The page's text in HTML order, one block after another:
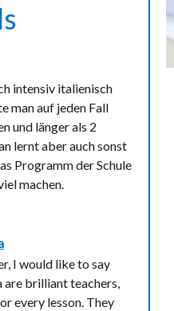
intensiv italienisch
man auf jeden Fall
und länger als 2
lernt aber auch sonst
Programm der Schule
machen.
I would like to say
are brilliant teachers,
every lesson. They